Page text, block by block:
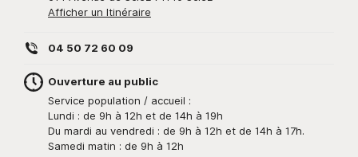
Afficher un Itinéraire
04 50 72 60 09
Ouverture au public
Service population / accueil :
Lundi : de 9h à 12h et de 14h à 19h
Du mardi au vendredi : de 9h à 12h et de 14h à 17h.
Samedi matin : de 9h à 12h